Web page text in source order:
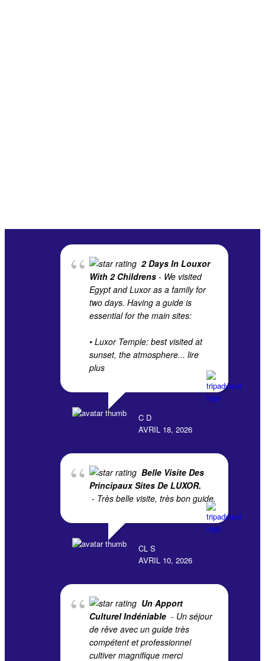
2 Days In Louxor
With 2 Childrens - We visited
Egypt and Luxor as a family for
two days. Having a guide is
essential for the main sites:
• Luxor Temple: best visited at
sunset, the atmosphere... lire
plus
C D
AVRIL 18, 2026
Belle Visite Des
Principaux Sites De LUXOR.
- Très belle visite, très bon guide.
CL S
AVRIL 10, 2026
Un Apport
Culturel Indéniable - Un séjour
de rêve avec un guide très
compétent et professionnel
cultiver magnifique merci